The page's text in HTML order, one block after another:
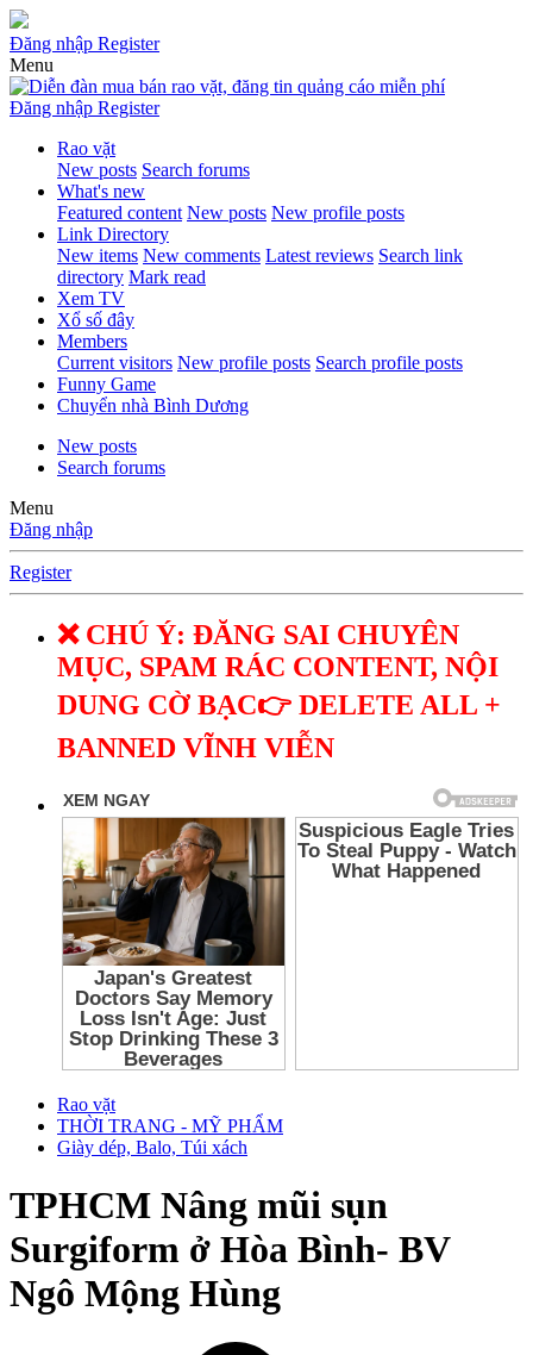
Đăng nhập Register
Menu
Đăng nhập Register
Rao vặt
New posts Search forums
What's new
Featured content New posts New profile posts
Link Directory
New items New comments Latest reviews Search link
directory Mark read
Xem TV
Xổ số đây
Members
Current visitors New profile posts Search profile posts
Funny Game
Chuyển nhà Bình Dương
New posts
Search forums
Menu
Đăng nhập
Register
❌ CHÚ Ý: ĐĂNG SAI CHUYÊN
MỤC, SPAM RÁC CONTENT, NỘI
DUNG CỜ BẠC👉 DELETE ALL +
BANNED VĨNH VIỄN
Rao vặt
THỜI TRANG - MỸ PHẨM
Giày dép, Balo, Túi xách
TPHCM Nâng mũi sụn
Surgiform ở Hòa Bình- BV
Ngô Mộng Hùng